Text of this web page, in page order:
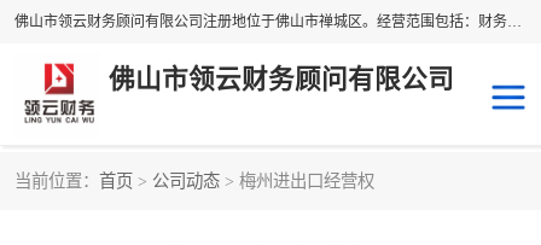
佛山市领云财务顾问有限公司注册地位于佛山市禅城区。经营范围包括：财务咨询，税务服务，企业管理咨询，信息咨询服务，法律咨询顾问，商务代理代办等服务；主要项目有：代理记账，旧账账务处理，疑难账务处理，建账审账；纳税申报，网上申请发票，企业税务分析、审查与评估；注册个体工商户，注册公司，公司注销；企业名称、地址、法人、股东、经营范围、营业期限等资料变更；商标注册、商标转让。财税审计、税务咨询、公司年审。
佛山市领云财务顾问有限公司
当前位置： 首页 > 公司动态 > 梅州进出口经营权